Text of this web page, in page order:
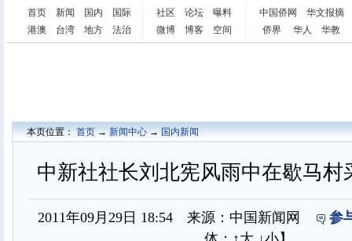
首页 新闻 国内
国际
港澳
台湾 地方 法治
社区 论坛
曝料
微博
博客 空间
中国侨网
华文报摘
侨界
华人 华教
本页位置：首页→新闻中心→国内新闻
中新社社长刘北宪风雨中在歇马村
2011年09月29日 18:54 来源：中国新闻网
参